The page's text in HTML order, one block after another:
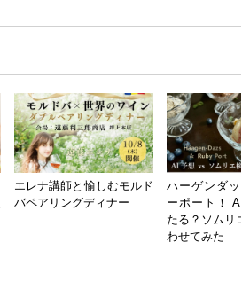
エレナ講師と愉しむモルド
バペアリングディナー
ハーゲンダッ
ーポート！ AI
たる？ソムリ
わせてみた